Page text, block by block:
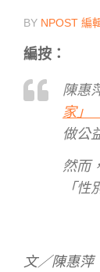
BY NPOST 編
編按：
陳惠
家」
做公
然而
「
文／陳惠